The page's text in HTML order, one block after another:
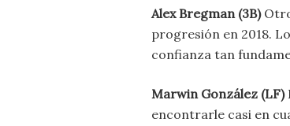
Alex Bregman (3B)
progresión en 2018.
confianza tan
Marwin González (LF)
encontrarle casi en